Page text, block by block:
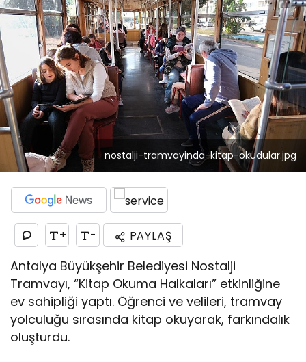
nostalji-tramvayinda-kitap-okudular.jpg
+ - PAYLAŞ
Antalya Büyükşehir Belediyesi Nostalji
Tramvayı, “Kitap Okuma Halkaları” etkinliğine
ev sahipliği yaptı. Öğrenci ve velileri, tramvay
yolculuğu sırasında kitap okuyarak, farkındalık
oluşturdu.